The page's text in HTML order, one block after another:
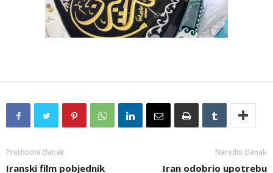
Prethodni članak
Iranski film pobjednik
Naredni članak
Iran odobrio upotrebu